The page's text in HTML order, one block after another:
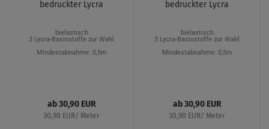
bedruckter Lycra
bielastisch
3 Lycra-Basisstoffe zur Wahl
Mindestabnahme: 0,5m
ab 30,90 EUR
30,90 EUR/ Meter
bedruckter Lycra
bielastisch
3 Lycra-Basisstoffe zur Wahl
Mindestabnahme: 0,5m
ab 30,90 EUR
30,90 EUR/ Meter